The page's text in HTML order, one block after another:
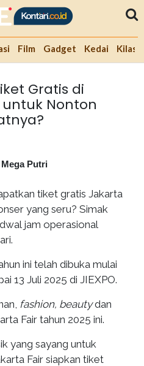
Film Gadget Kedai Kilas
Gratis di
untuk Nonton
Mega Putri
tiket gratis Jakarta
yang seru? Simak
jam operasional
ini telah dibuka mulai
13 Juli 2025 di JIEXPO.
fashion, beautydan
Fair tahun 2025 ini.
yang sayang untuk
Fair siapkan tiket